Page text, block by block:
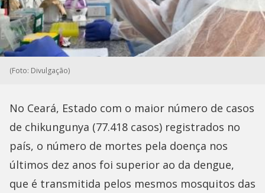
(Foto: Divulgação)
No Ceará, Estado com o maior número de casos
de chikungunya (77.418 casos) registrados no
país, o número de mortes pela doença nos
últimos dez anos foi superior ao da dengue,
que é transmitida pelos mesmos mosquitos das